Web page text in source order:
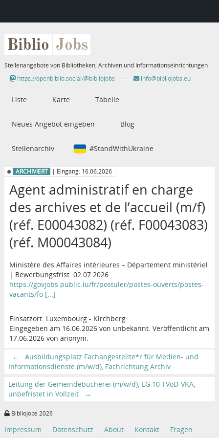
Biblio Jobs
Stellenangebote von Bibliotheken, Archiven und Informationseinrichtungen
https://openbiblio.social/@bibliojobs
— info@bibliojobs.eu
Liste Karte Tabelle
Neues Angebot eingeben Blog
Stellenarchiv #StandWithUkraine
ARCHIVIERT | Eingang: 16.06.2026
Agent administratif en charge
des archives et de l’accueil (m/f)
(réf. E00043082) (réf. F00043083)
(réf. M00043084)
Ministère des Affaires intérieures – Département ministériel
| Bewerbungsfrist: 02.07.2026
https://govjobs.public.lu/fr/postuler/postes-ouverts/postes-
vacants/fo [...]
Einsatzort: Luxembourg - Kirchberg
Eingegeben am 16.06.2026 von unbekannt. Veröffentlicht am
17.06.2026 von anonym.
←
Ausbildungsplatz Fachangestellte*r für Medien- und
Informationsdienste (m/w/d), Fachrichtung Archiv
Leitung der Gemeindebücherei (m/w/d), EG 10 TVöD-VKA,
unbefristet in Vollzeit
→
BiblioJobs 2026
Impressum Datenschutz About Kontakt Fragen